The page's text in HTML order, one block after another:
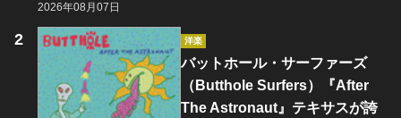
2026年08月07日
洋楽
バットホール・サーファーズ
（Butthole Surfers）『After
The Astronaut』テキサスが誇